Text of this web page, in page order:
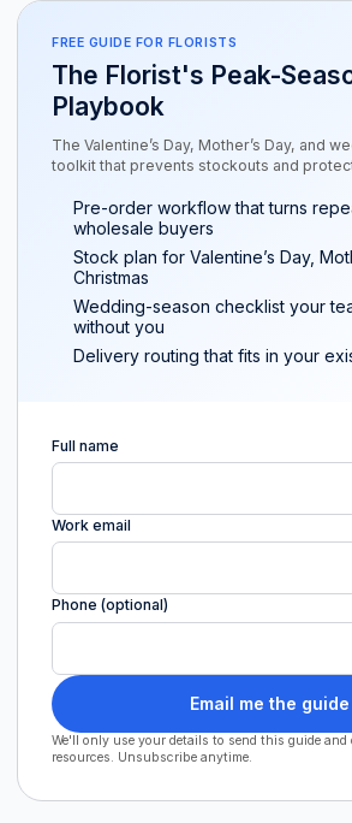
FREE GUIDE FOR FLORISTS
The Florist's Peak-
Playbook
The Valentine’s Day, Mother’s Day, and
toolkit that prevents stockouts and
Pre-order workflow that turns
wholesale buyers
Stock plan for Valentine’s Day,
Christmas
Wedding-season checklist your
without you
Delivery routing that fits in your
Full name
Work email
Phone (optional)
Email me the guide
We'll only use your details to send this guide and
resources. Unsubscribe anytime.